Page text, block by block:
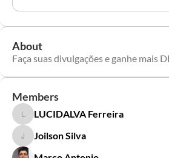
About
Faça suas divulgações e ganhe mais
Members
LUCIDALVA Ferreira
LUCIDALVA Ferreira
Joilson Silva
Joilson Silva